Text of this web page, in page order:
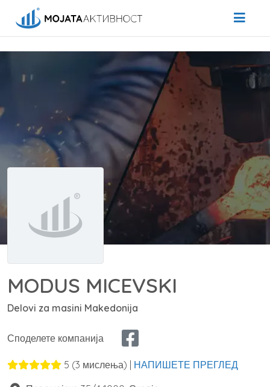
MODUS MICEVSKI
Delovi za masini Makedonija
Споделете компанија
5 (3 мислења) | НАПИШЕТЕ ПРЕГЛЕД